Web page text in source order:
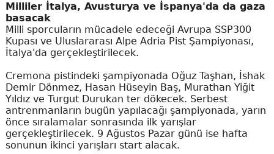
Milliler İtalya, Avusturya ve İspanya'da da gaza
basacak
Milli sporcuların mücadele edeceği Avrupa SSP300
Kupası ve Uluslararası Alpe Adria Pist Şampiyonası,
İtalya'da gerçekleştirilecek.
Cremona pistindeki şampiyonada Oğuz Taşhan, İshak
Demir Dönmez, Hasan Hüseyin Baş, Murathan Yiğit
Yıldız ve Turgut Durukan ter dökecek. Serbest
antrenmanların bugün yapılacağı şampiyonada, yarın
önce sıralamalar sonrasında ilk yarışlar
gerçekleştirilecek. 9 Ağustos Pazar günü ise hafta
sonunun ikinci yarışları start alacak.